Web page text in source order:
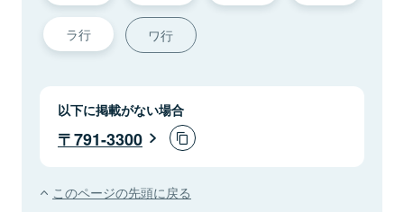
ラ行 ワ行
以下に掲載がない場合
791-3300
このページの先頭に戻る